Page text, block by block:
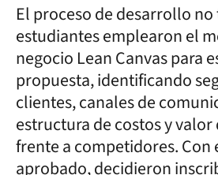
El proceso de desarrollo
estudiantes emplearon el
negocio Lean Canvas para
propuesta, identificando
clientes, canales de
estructura de costos y
frente a competidores. Con
aprobado, decidieron